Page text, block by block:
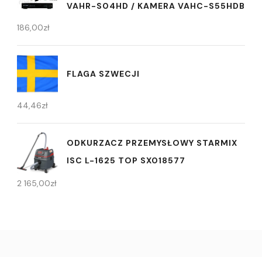
VAHR-S04HD / KAMERA VAHC-S55HDB
186,00zł
FLAGA SZWECJI
44,46zł
ODKURZACZ PRZEMYSŁOWY STARMIX
ISC L-1625 TOP SX018577
2 165,00zł